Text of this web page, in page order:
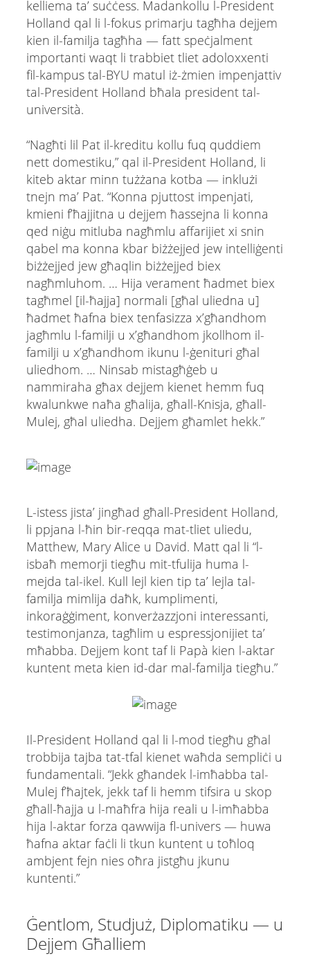
kelliema ta’ suċċess. Madankollu l-President
Holland qal li l-fokus primarju tagħha dejjem
kien il-familja tagħha — fatt speċjalment
importanti waqt li trabbiet tliet adoloxxenti
fil-kampus tal-BYU matul iż-żmien impenjattiv
tal-President Holland bħala president tal-
università.
“Nagħti lil Pat il-kreditu kollu fuq quddiem
nett domestiku,” qal il-President Holland, li
kiteb aktar minn tużżana kotba — inklużi
tnejn ma’ Pat. “Konna pjuttost impenjati,
kmieni f’ħajjitna u dejjem ħassejna li konna
qed niġu mitluba nagħmlu affarijiet xi snin
qabel ma konna kbar biżżejjed jew intelliġenti
biżżejjed jew għaqlin biżżejjed biex
nagħmluhom. … Hija verament ħadmet biex
tagħmel [il-ħajja] normali [għal uliedna u]
ħadmet ħafna biex tenfasizza x’għandhom
jagħmlu l-familji u x’għandhom jkollhom il-
familji u x’għandhom ikunu l-ġenituri għal
uliedhom. … Ninsab mistagħġeb u
nammiraha għax dejjem kienet hemm fuq
kwalunkwe naħa għalija, għall-Knisja, għall-
Mulej, għal uliedha. Dejjem għamlet hekk.”
L-istess jista’ jingħad għall-President Holland,
li ppjana l-ħin bir-reqqa mat-tliet uliedu,
Matthew, Mary Alice u David. Matt qal li “l-
isbaħ memorji tiegħu mit-tfulija huma l-
mejda tal-ikel. Kull lejl kien tip ta’ lejla tal-
familja mimlija daħk, kumplimenti,
inkoraġġiment, konverżazzjoni interessanti,
testimonjanza, tagħlim u espressjonijiet ta’
mħabba. Dejjem kont taf li Papà kien l-aktar
kuntent meta kien id-dar mal-familja tiegħu.”
Il-President Holland qal li l-mod tiegħu għal
trobbija tajba tat-tfal kienet waħda sempliċi u
fundamentali. “Jekk għandek l-imħabba tal-
Mulej f’ħajtek, jekk taf li hemm tifsira u skop
għall-ħajja u l-maħfra hija reali u l-imħabba
hija l-aktar forza qawwija fl-univers — huwa
ħafna aktar faċli li tkun kuntent u toħloq
ambjent fejn nies oħra jistgħu jkunu
kuntenti.”
Ġentlom, Studjuż, Diplomatiku — u
Dejjem Għalliem